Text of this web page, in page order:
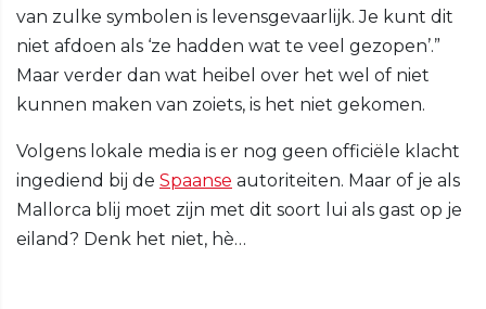
van zulke symbolen is levensgevaarlijk. Je kunt dit
niet afdoen als ‘ze hadden wat te veel gezopen’.”
Maar verder dan wat heibel over het wel of niet
kunnen maken van zoiets, is het niet gekomen.
Volgens lokale media is er nog geen officiële klacht
ingediend bij de Spaanse autoriteiten. Maar of je als
Mallorca blij moet zijn met dit soort lui als gast op je
eiland? Denk het niet, hè…